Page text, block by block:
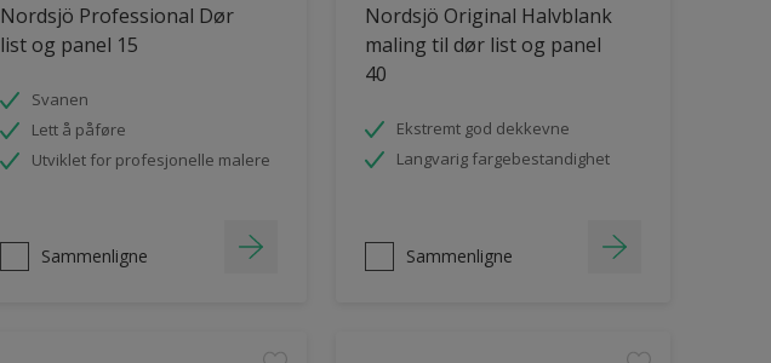
Nordsjö Professional Dør
list og panel 15
Svanen
Lett å påføre
Utviklet for profesjonelle malere
Sammenligne
Nordsjö Original Halvblank
maling til dør list og panel
40
Ekstremt god dekkevne
Langvarig fargebestandighet
Sammenligne